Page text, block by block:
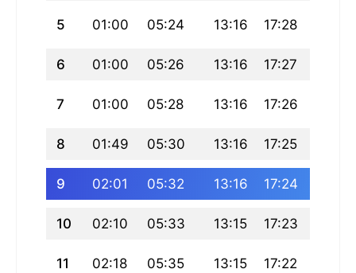
5 01:00 05:24 13:16 17:28
6 01:00 05:26 13:16 17:27
7 01:00 05:28 13:16 17:26
8 01:49 05:30 13:16 17:25
9 02:01 05:32 13:16 17:24
10 02:10 05:33 13:15 17:23
11 02:18 05:35 13:15 17:22